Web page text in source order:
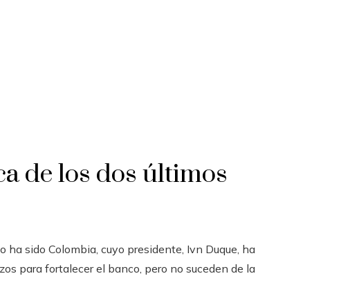
de los dos últimos
sido Colombia, cuyo presidente, Ivn Duque, ha
para fortalecer el banco, pero no suceden de la